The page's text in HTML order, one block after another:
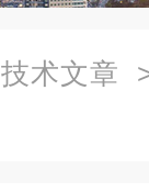
技术文章